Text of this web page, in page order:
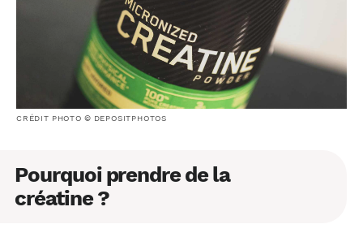
CRÉDIT PHOTO © DEPOSITPHOTOS
Pourquoi prendre de la
créatine ?